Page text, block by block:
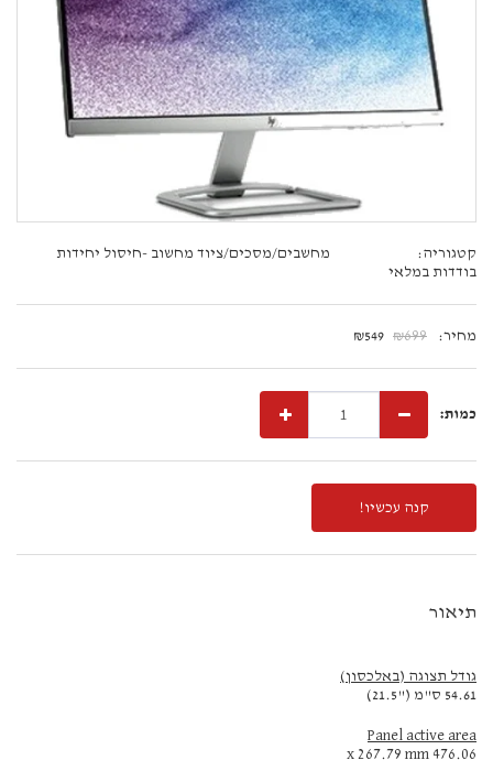
קטגוריה:
מחשבים/מסכים/ציוד מחשוב -חיסול יחידות
בודדות במלאי
מחיר: ₪699
₪549
כמות:
קנה עכשיו!
תיאור
גודל תצוגה (באלכסון)
54.61 ס"מ (‎21.5"‎)
Panel active area
476.06 x 267.79 mm